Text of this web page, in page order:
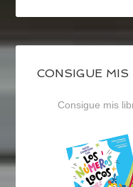
CONSIGUE MIS
Consigue mis